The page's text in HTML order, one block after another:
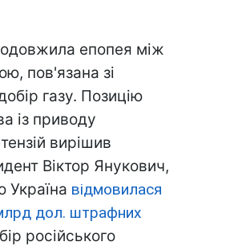
епопея між
пов'язана зі
газу. Позицію
із приводу
вирішив
Віктор Янукович,
Україна відмовилася
дол. штрафних
російського